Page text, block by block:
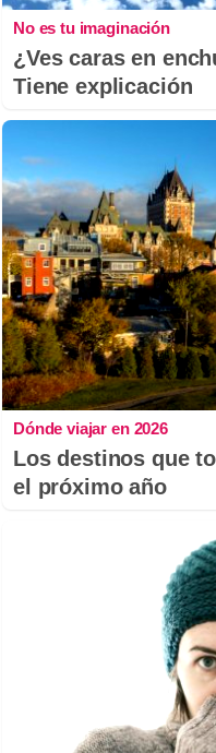
No es tu imaginación
¿Ves caras en
Tiene explicación
Dónde viajar en 2026
Los destinos que
el próximo año